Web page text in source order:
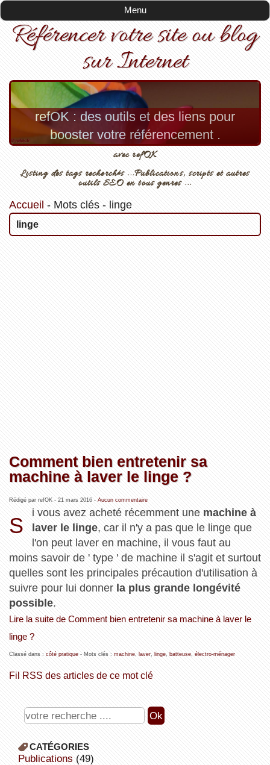
Menu
Référencer votre site ou blog
sur Internet
refOK : des outils et des liens pour
booster votre référencement .
avec refOK
Listing des tags recherchés ...Publications, scripts et autres
outils SEO en tous genres ...
Accueil - Mots clés- linge
linge
Comment bien entretenir sa
machine à laver le linge ?
Rédigé par refOK - 21 mars 2016- Aucun commentaire
S
i vous avez acheté récemment une machine à
laver le linge, car il n'y a pas que le linge que
l'on peut laver en machine, il vous faut au
moins savoir de ' type ' de machine il s'agit et surtout
quelles sont les principales précaution d'utilisation à
suivre pour lui donner la plus grande longévité
possible.
Lire la suite de Comment bien entretenir sa machine à laver le
linge ?
Classé dans : côté pratique- Mots clés : machine, laver, linge, batteuse, électro-ménager
Fil RSS des articles de ce mot clé
CATÉGORIES
publications (49)